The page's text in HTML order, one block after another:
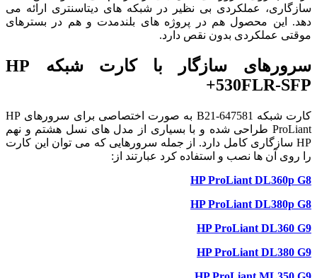
سازگاری، عملکردی بی نظیر در شبکه های دیتاسنتری ارائه می
دهد. این محصول هم در پروژه های بلندمدت و هم در بسترهای
موقتی عملکردی بدون نقص دارد.
سرورهای سازگار با کارت شبکه HP
530FLR-SFP+
کارت شبکه 647581-B21 به صورت اختصاصی برای سرورهای HP
ProLiant طراحی شده و با بسیاری از مدل های نسل هشتم و نهم
HP سازگاری کامل دارد. از جمله سرورهایی که می توان این کارت
را روی آن ها نصب و استفاده کرد عبارتند از:
HP ProLiant DL360p G8
HP ProLiant DL380p G8
HP ProLiant DL360 G9
HP ProLiant DL380 G9